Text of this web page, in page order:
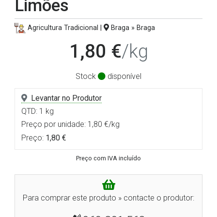
Limões
Agricultura Tradicional | Braga » Braga
1,80 €/kg
Stock disponível
Levantar no Produtor
QTD: 1 kg
Preço por unidade: 1,80 €/kg
Preço: 1,80 €
Preço com IVA incluído
Para comprar este produto » contacte o produtor: